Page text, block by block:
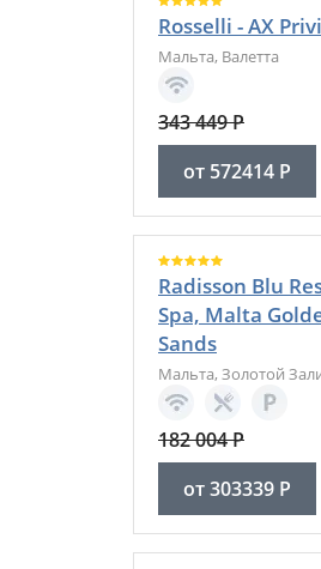
Rosselli - AX
Мальта, Валетта
343 449Р
от 572414 Р
Radisson Blu
Spa, Malta
Sands
Мальта, Золотой
182 004Р
от303339 Р